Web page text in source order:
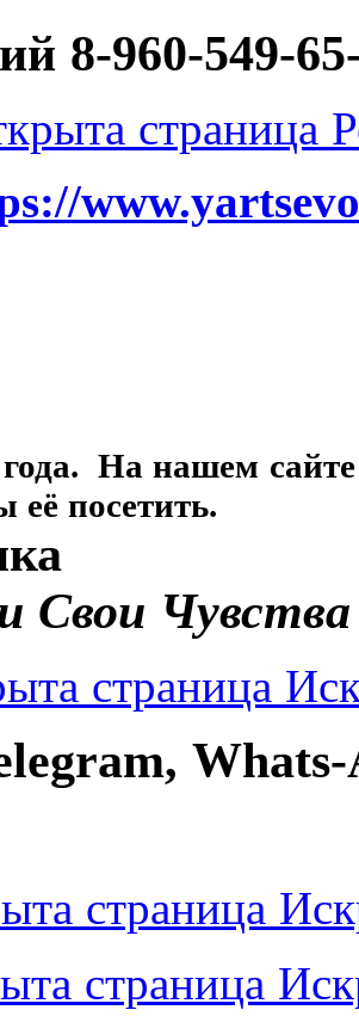
8-960-549-
года. На нашем
её посетить.
Свои Чувства